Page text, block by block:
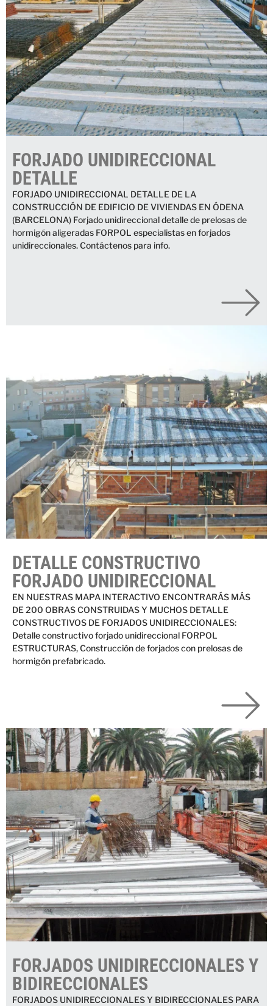
FORJADO UNIDIRECCIONAL
DETALLE
FORJADO UNIDIRECCIONAL DETALLE DE LA
CONSTRUCCIÓN DE EDIFICIO DE VIVIENDAS EN ÓDENA
(BARCELONA) Forjado unidireccional detalle de prelosas de
hormigón aligeradas FORPOL especialistas en forjados
unidireccionales. Contáctenos para info.
DETALLE CONSTRUCTIVO
FORJADO UNIDIRECCIONAL
EN NUESTRAS MAPA INTERACTIVO ENCONTRARÁS MÁS
DE 200 OBRAS CONSTRUIDAS Y MUCHOS DETALLE
CONSTRUCTIVOS DE FORJADOS UNIDIRECCIONALES:
Detalle constructivo forjado unidireccional FORPOL
ESTRUCTURAS, Construcción de forjados con prelosas de
hormigón prefabricado.
FORJADOS UNIDIRECCIONALES Y
BIDIRECCIONALES
FORJADOS UNIDIRECCIONALES Y BIDIRECCIONALES PARA